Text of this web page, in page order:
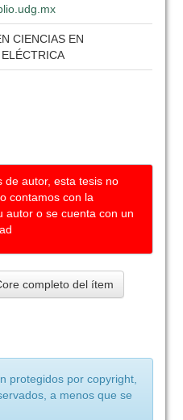
CIENCIAS EN
de autor, esta tesis no
contamos con la
autor o se cuenta con un
completo del ítem
protegidos por copyright,
a menos que se